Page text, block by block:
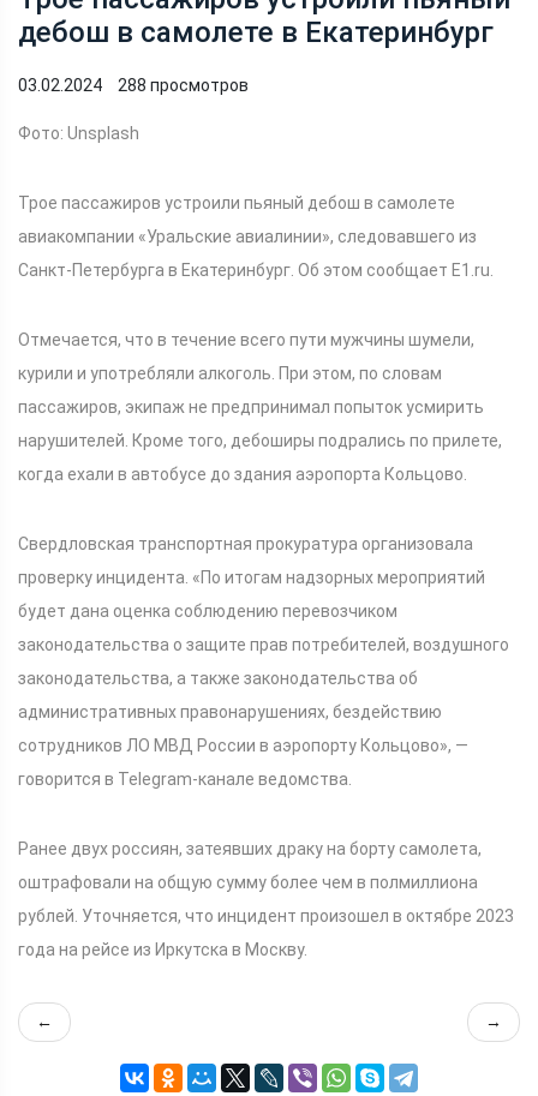
дебош в самолете в Екатеринбург
03.02.2024 288 просмотров
Фото: Unsplash
Трое пассажиров устроили пьяный дебош в самолете
авиакомпании «Уральские авиалинии», следовавшего из
Санкт-Петербурга в Екатеринбург. Об этом сообщает E1.ru.
Отмечается, что в течение всего пути мужчины шумели,
курили и употребляли алкоголь. При этом, по словам
пассажиров, экипаж не предпринимал попыток усмирить
нарушителей. Кроме того, дебоширы подрались по прилете,
когда ехали в автобусе до здания аэропорта Кольцово.
Свердловская транспортная прокуратура организовала
проверку инцидента. «По итогам надзорных мероприятий
будет дана оценка соблюдению перевозчиком
законодательства о защите прав потребителей, воздушного
законодательства, а также законодательства об
административных правонарушениях, бездействию
сотрудников ЛО МВД России в аэропорту Кольцово», —
говорится в Telegram-канале ведомства.
Ранее двух россиян, затеявших драку на борту самолета,
оштрафовали на общую сумму более чем в полмиллиона
рублей. Уточняется, что инцидент произошел в октябре 2023
года на рейсе из Иркутска в Москву.
← →